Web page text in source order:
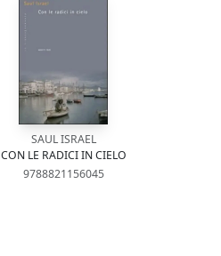
SAUL ISRAEL
CON LE RADICI IN CIELO
9788821156045